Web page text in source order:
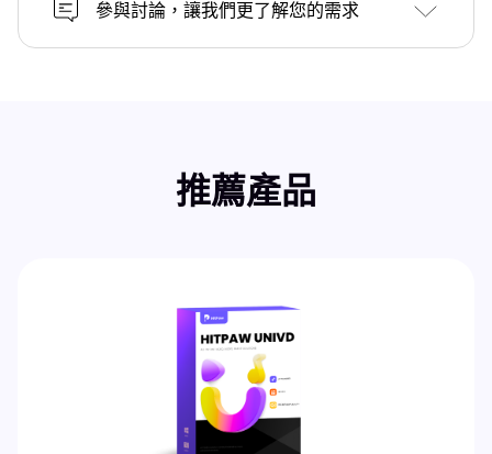
參與討論，讓我們更了解您的需求
推薦產品